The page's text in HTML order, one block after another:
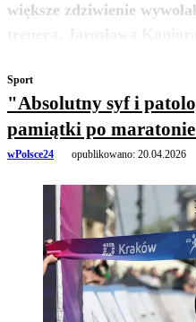
większe zdziwienie
Sport
"Absolutny syf i
pamiątki po
wPolsce24 opublikowano: 20.04.2026